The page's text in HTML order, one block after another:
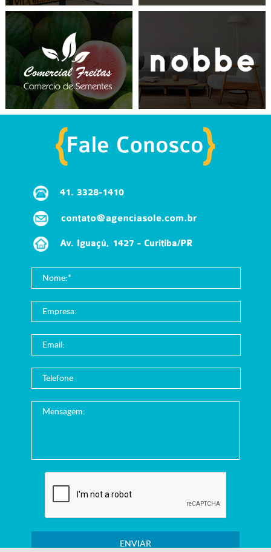
LOJA VIRTUAL LOJA VIRTUAL
41. 3328-1410
Av. Iguaçú, 1427 - Curitiba/PR
ENVIAR